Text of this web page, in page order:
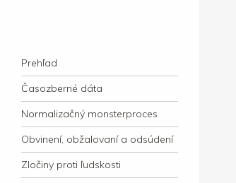
súdny proces v dejnách slovenskej justície
Navigation
Skip to content
Prehľad
Časozberné dáta
Normalizačný monsterproces
Obvinení, obžalovaní a odsúdení
Zločiny proti ľudskosti